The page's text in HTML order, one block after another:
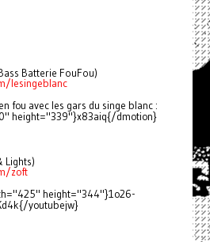
Batterie FouFou)
lesingeblanc
fou avec les gars du singe blanc :
height="339"}x83aiq{/dmotion}
Lights)
zoft
height="344"}1o26-
youtubejw}